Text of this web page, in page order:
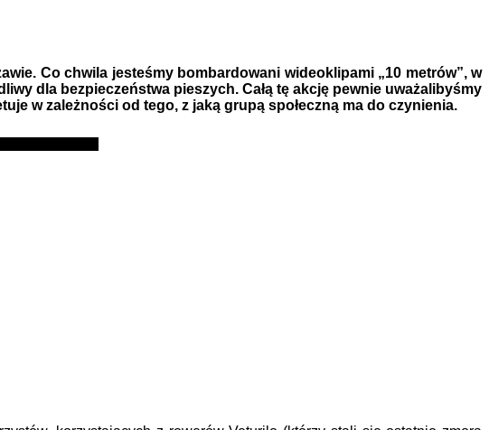
Co chwila jesteśmy bombardowani wideoklipami „10 metrów”, w
dla bezpieczeństwa pieszych. Całą tę akcję pewnie uważalibyśmy
w zależności od tego, z jaką grupą społeczną ma do czynienia.